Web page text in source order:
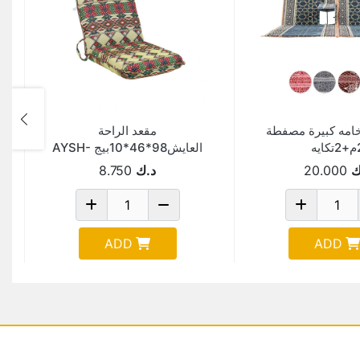
كبيرة مصفطة
20.000
ADD
مقعد الراحة
العايش98*46*10بيج AYSH-
0116 IVORY-AYS-5-BI2
د.ك 8.750
ADD